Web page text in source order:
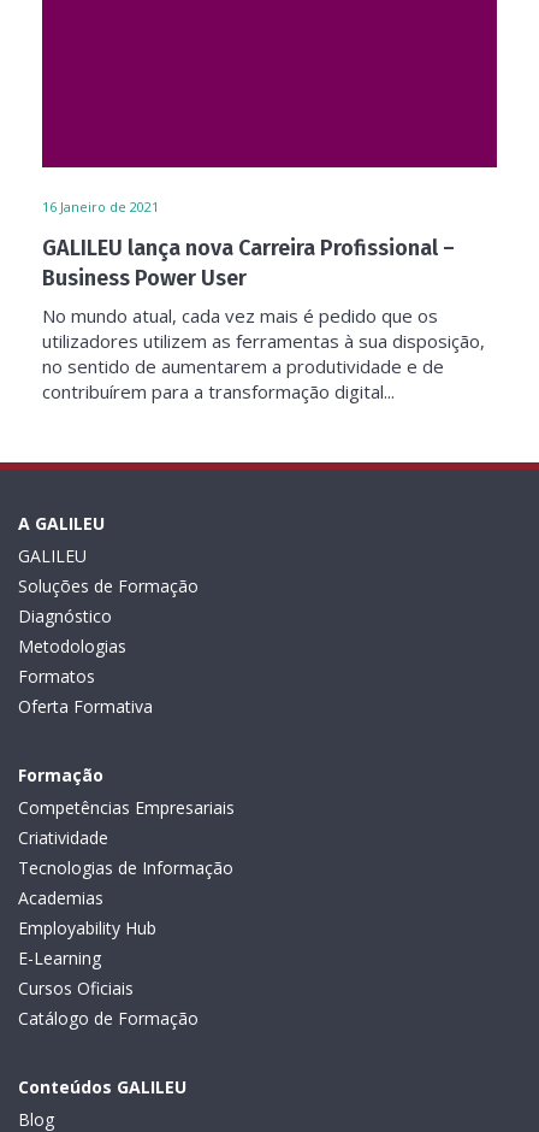
16 Janeiro de 2021
GALILEU lança nova Carreira Profissional –
Business Power User
No mundo atual, cada vez mais é pedido que os
utilizadores utilizem as ferramentas à sua disposição,
no sentido de aumentarem a produtividade e de
contribuírem para a transformação digital...
A GALILEU
GALILEU
Soluções de Formação
Diagnóstico
Metodologias
Formatos
Oferta Formativa
Formação
Competências Empresariais
Criatividade
Tecnologias de Informação
Academias
Employability Hub
E-Learning
Cursos Oficiais
Catálogo de Formação
Conteúdos GALILEU
Blog